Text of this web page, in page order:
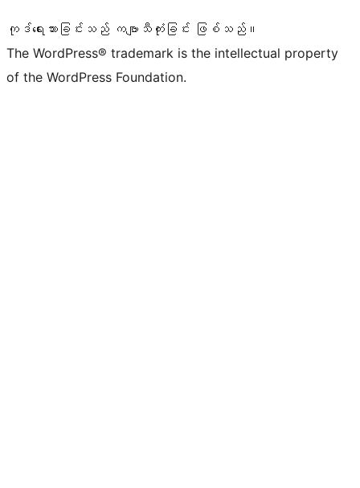
ကုဒ်ရေးသားခြင်းသည် ကဗျာသီကုံးခြင်း ဖြစ်သည်။
The WordPress® trademark is the intellectual property
of the WordPress Foundation.